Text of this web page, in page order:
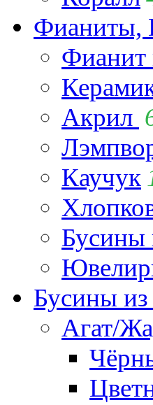
Фианиты,
Фианит
Акрил
Каучук
Бусины
Бусины
Агат/